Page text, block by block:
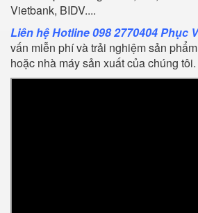
Vietbank, BIDV....
Liên hệ Hotline 098 2770404 Phục
vấn miễn phí và trải nghiệm sản
hoặc nhà máy sản xuất của chúng tôi.